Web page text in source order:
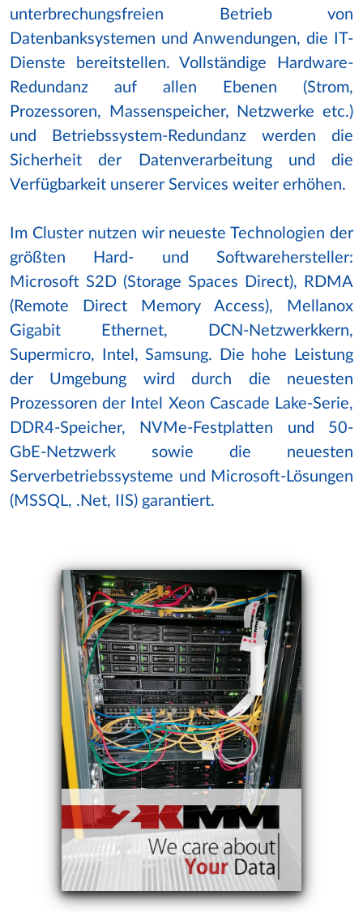
unterbrechungsfreien Betrieb von
Datenbanksystemen und Anwendungen, die IT-
Dienste bereitstellen. Vollständige Hardware-
Redundanz auf allen Ebenen (Strom,
Prozessoren, Massenspeicher, Netzwerke etc.)
und Betriebssystem-Redundanz werden die
Sicherheit der Datenverarbeitung und die
Verfügbarkeit unserer Services weiter erhöhen.
Im Cluster nutzen wir neueste Technologien der
größten Hard- und Softwarehersteller:
Microsoft S2D (Storage Spaces Direct), RDMA
(Remote Direct Memory Access), Mellanox
Gigabit Ethernet, DCN-Netzwerkkern,
Supermicro, Intel, Samsung. Die hohe Leistung
der Umgebung wird durch die neuesten
Prozessoren der Intel Xeon Cascade Lake-Serie,
DDR4-Speicher, NVMe-Festplatten und 50-
GbE-Netzwerk sowie die neuesten
Serverbetriebssysteme und Microsoft-Lösungen
(MSSQL, .Net, IIS) garantiert.